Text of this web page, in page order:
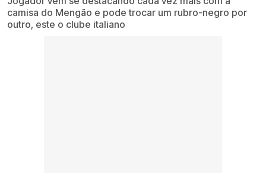
camisa do Mengão e pode trocar um rubro-negro por
outro, este o clube italiano